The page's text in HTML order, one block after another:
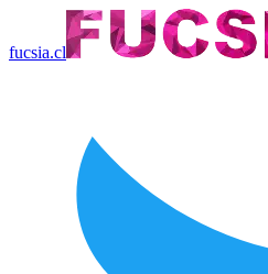
fucsia.cl